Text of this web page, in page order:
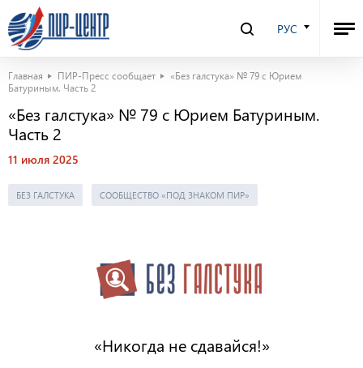
РУС
Главная ПИР-Пресс сообщает
«Без галстука» № 79 с Юрием
Батуриным. Часть 2
«Без галстука» № 79 с Юрием Батуриным.
Часть 2
11 июля 2025
БЕЗ ГАЛСТУКА СООБЩЕСТВО «ПОД ЗНАКОМ ПИР»
«Никогда не сдавайся!»